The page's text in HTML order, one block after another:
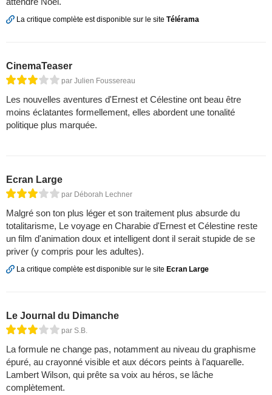
La critique complète est disponible sur le site Télérama
CinemaTeaser
par Julien Foussereau
Les nouvelles aventures d'Ernest et Célestine ont beau être
moins éclatantes formellement, elles abordent une tonalité
politique plus marquée.
Ecran Large
par Déborah Lechner
Malgré son ton plus léger et son traitement plus absurde du
totalitarisme, Le voyage en Charabie d'Ernest et Célestine reste
un film d'animation doux et intelligent dont il serait stupide de se
priver (y compris pour les adultes).
La critique complète est disponible sur le site Ecran Large
Le Journal du Dimanche
par S.B.
La formule ne change pas, notamment au niveau du graphisme
épuré, au crayonné visible et aux décors peints à l’aquarelle.
Lambert Wilson, qui prête sa voix au héros, se lâche
complètement.